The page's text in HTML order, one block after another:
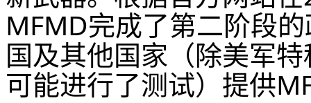
MFMD完成了第二阶段
国及其他国家（除美军
可能进行了测试）提供